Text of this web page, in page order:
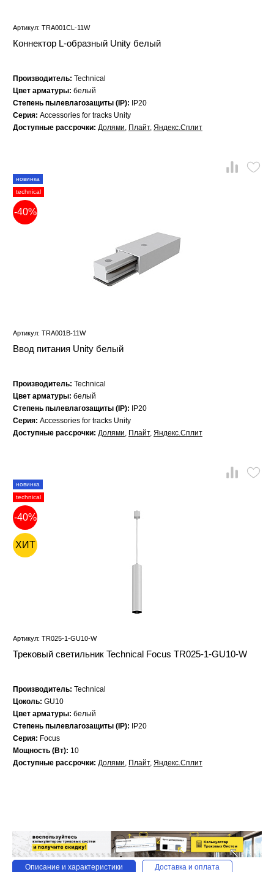
Артикул: TRA001CL-11W
Коннектор L-образный Unity белый
Производитель: Technical
Цвет арматуры: белый
Степень пылевлагозащиты (IP):
IP20
Серия: Accessories for tracks Unity
Доступные рассрочки: Долями, Плайт, Яндекс.Сплит
новинка
technical
-40%
Артикул: TRA001B-11W
Ввод питания Unity белый
Производитель: Technical
Цвет арматуры: белый
Степень пылевлагозащиты (IP):
IP20
Серия: Accessories for tracks Unity
Доступные рассрочки: Долями, Плайт, Яндекс.Сплит
новинка
technical
-40%
ХИТ
Артикул: TR025-1-GU10-W
Трековый светильник Technical Focus TR025-1-GU10-W
Производитель: Technical
Цоколь: GU10
Цвет арматуры: белый
Степень пылевлагозащиты (IP):
IP20
Серия: Focus
Мощность (Вт): 10
Доступные рассрочки: Долями, Плайт, Яндекс.Сплит
Описание и характеристики Доставка и оплата